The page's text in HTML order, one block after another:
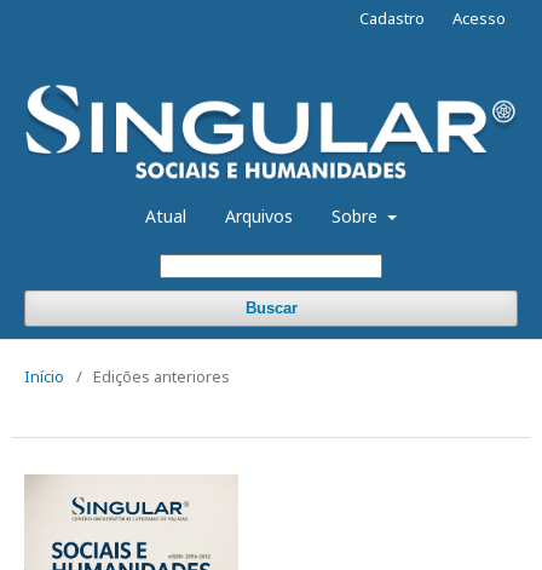
Atual Arquivos Sobre
Buscar
Cadastro Acesso
Início / Edições anteriores